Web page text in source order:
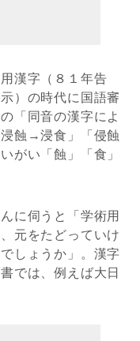
漢字（８１年告
）の時代に国語審
「同音の漢字によ
蝕→浸食」「侵蝕
がい「蝕」「食」
に伺うと「学術用
元をたどっていけ
しょうか」。漢字
では、例えば大日